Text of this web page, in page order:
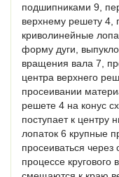
подшипниками 9,
верхнему решету 4,
криволинейные
форму дуги,
вращения вала 7,
центра верхнего
просеивании
решете 4 на конус
поступает к центру
лопаток 6 крупные
просеиваться через
процессе